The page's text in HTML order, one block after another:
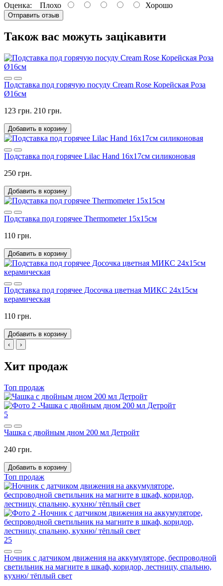
Оценка: Плохо Хорошо
Отправить отзыв
Також вас можуть зацікавити
Подставка под горячую посуду Cream Rose Корейская Роза
Ø16см
123 грн. 210 грн.
Добавить в корзину
Подставка под горячее Lilac Hand 16x17см силиконовая
250 грн.
Добавить в корзину
Подставка под горячее Thermometer 15x15см
110 грн.
Добавить в корзину
Подставка под горячее Досочка цветная МИКС 24х15см
керамическая
110 грн.
Добавить в корзину
‹
›
Хит продаж
Топ продаж
5
Чашка с двойным дном 200 мл Детройт
240 грн.
Добавить в корзину
Топ продаж
25
Ночник с датчиком движения на аккумуляторе, беспроводной
светильник на магните в шкаф, коридор, лестницу, спальню,
кухню/ тёплый свет